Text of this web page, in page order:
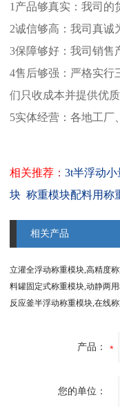
1产品够真实：我司的
2诚信够高：我司真诚
3保障够好：我司销售
4售后够强：严格实行
们只收成本并提供优
5实体经营：各地工厂
相关推荐 ： 3t半浮动
块 称重模块配料用称
相关产品
立灌全浮动称重模块,高精度
反应釜半浮动称重模块,在线
产品：
您的单位：